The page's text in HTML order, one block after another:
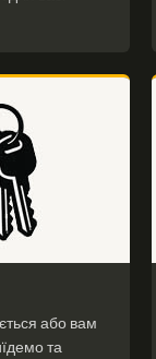
або вам
та